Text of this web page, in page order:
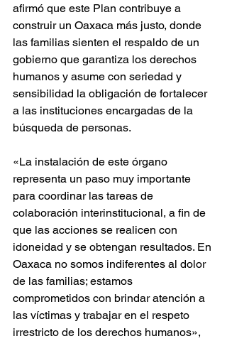
afirmó que este Plan contribuye a
construir un Oaxaca más justo, donde
las familias sienten el respaldo de un
gobierno que garantiza los derechos
humanos y asume con seriedad y
sensibilidad la obligación de fortalecer
a las instituciones encargadas de la
búsqueda de personas.
«La instalación de este órgano
representa un paso muy importante
para coordinar las tareas de
colaboración interinstitucional, a fin de
que las acciones se realicen con
idoneidad y se obtengan resultados. En
Oaxaca no somos indiferentes al dolor
de las familias; estamos
comprometidos con brindar atención a
las víctimas y trabajar en el respeto
irrestricto de los derechos humanos»,